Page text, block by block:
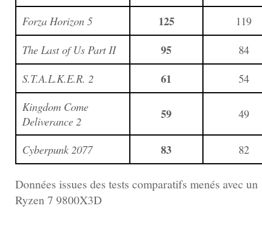
Forza Horizon 5 125
119
The Last of Us Part II
95
84
S.T.A.L.K.E.R. 2
61
54
Kingdom Come
Deliverance 2
59 49
Cyberpunk 2077 83 82
Données issues des tests comparatifs menés avec un
Ryzen 7 9800X3D